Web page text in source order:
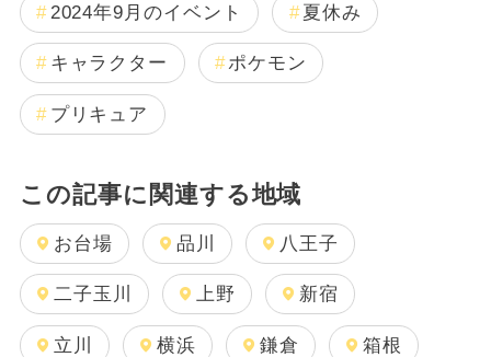
2024年9月のイベント 夏休み
キャラクター ポケモン
プリキュア
この記事に関連する地域
お台場 品川 八王子
二子玉川 上野 新宿
立川 横浜 鎌倉 箱根